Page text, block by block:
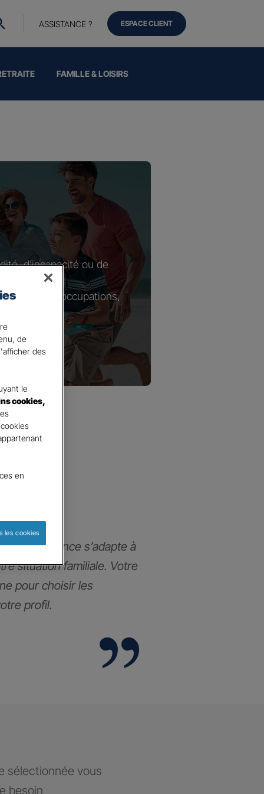
FAMILLE & LOISIRS
ASSISTANCE ? ESPACE CLIENT
d’incapacité ou de
de vos préoccupations,
prévoyance s’adapte à
situation familiale. Votre
pour choisir les
profil.
sélectionnée vous
besoin
de
des
le
cookies,
en
les cookies